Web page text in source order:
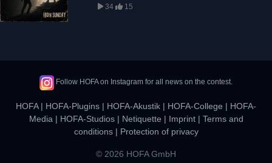
34
15
Follow HOFA on Instagram for all news on the contest.
HOFA| HOFA-Plugins | HOFA-Akustik | HOFA-College | HOFA-
Media | HOFA-Studios| Netiquette | Imprint| Terms and
conditions| Protection of privacy
© 2026 HOFA GmbH